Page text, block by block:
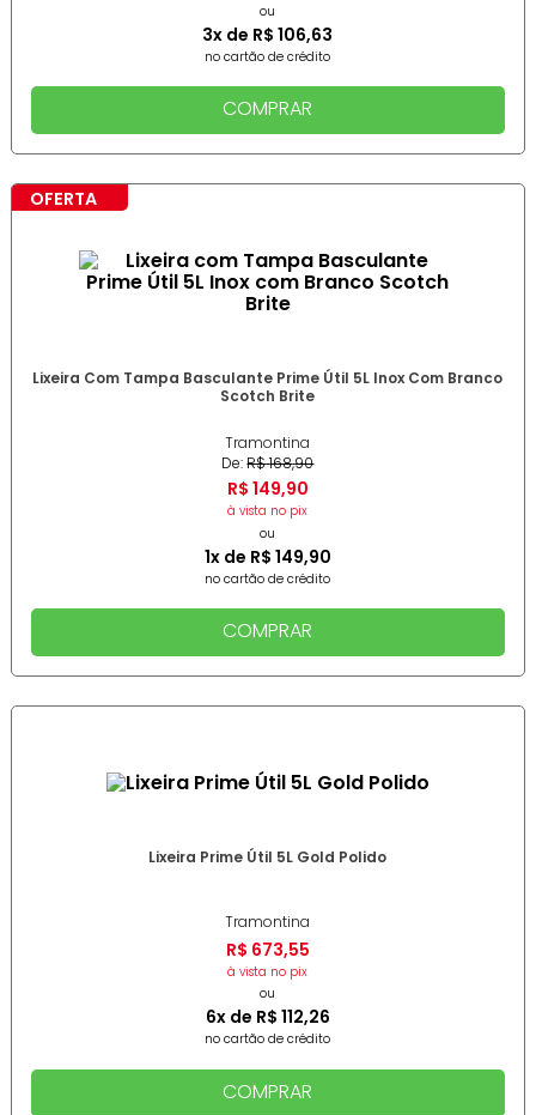
ou
3x de R$ 106,63
no cartão de crédito
COMPRAR
OFERTA
Lixeira Com Tampa Basculante Prime Útil 5L Inox Com Branco
Scotch Brite
Tramontina
De:R$168,90
R$ 149,90
à vista no pix
ou
1x de R$ 149,90
no cartão de crédito
COMPRAR
Lixeira Prime Útil 5L Gold Polido
Tramontina
R$ 673,55
à vista no pix
ou
6x de R$ 112,26
no cartão de crédito
COMPRAR